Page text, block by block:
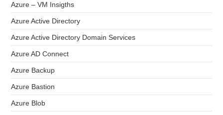
Azure – VM Insigths
Azure Active Directory
Azure Active Directory Domain Services
Azure AD Connect
Azure Backup
Azure Bastion
Azure Blob